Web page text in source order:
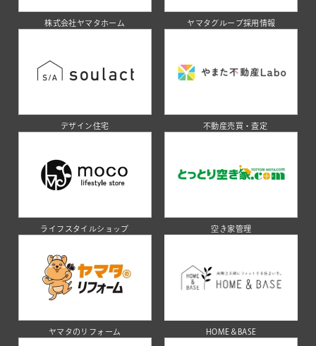
株式会社ヤマタホーム ヤマタグループ採用情報
デザイン住宅 不動産売買・査定
ライフスタイルショップ 空き家管理
ヤマタのリフォーム HOME＆BASE